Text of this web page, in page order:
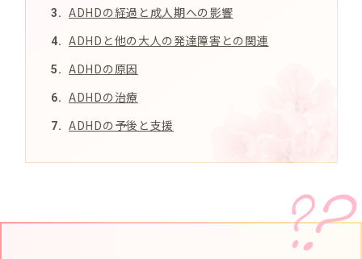
ADHDの経過と成人期への影響
ADHDと他の大人の発達障害との関連
ADHDの原因
ADHDの治療
ADHDの予後と支援